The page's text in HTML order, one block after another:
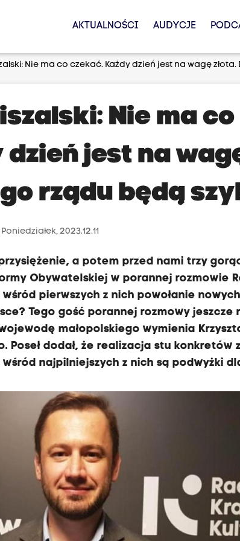
AKTUALNOŚCI AUDYCJE
Nie ma co czekać. Każdy dzień jest na wagę
Nie ma co
jest na
rządu będą
Poniedziałek, 2023.12.11
a potem przed nami trzy
Obywatelskiej w porannej rozmowie
pierwszych z nich powołanie
Tego gość porannej rozmowy jeszcze
małopolskiego wymienia
Poseł dodał, że realizacja stu konkretów
najpilniejszych z nich są podwyżki